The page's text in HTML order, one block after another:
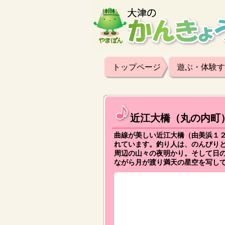
トップページ 遊ぶ・体験
近江大橋（丸の内町
曲線が美しい近江大橋（由美浜１
れています。釣り人は、のんびり
周辺の山々の夜明かり。そして日
ながら月が渡り満天の星空を写し